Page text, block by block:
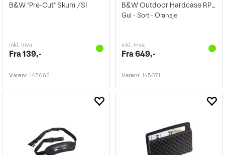
B&W "Pre-Cut" Skum /SI
inkl. mva
Fra 139,-
Varenr 145068
B&W Outdoor Hardcase RPD (Oppdelt)
Gul - Sort - Oransje
inkl. mva
Fra 649,-
Varenr 145071